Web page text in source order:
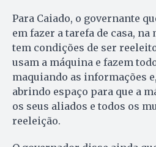
Para Caiado, o governante
em fazer a tarefa de casa,
tem condições de ser
usam a máquina e fazem
maquiando as informações
abrindo espaço para que a
os seus aliados e todos os
reeleição.